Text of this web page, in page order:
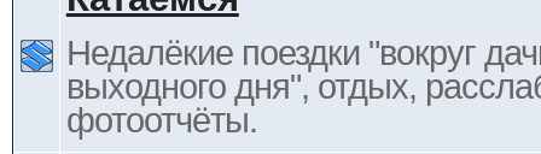
Недалёкие поездки "вокруг
выходного дня", отдых,
фотоотчёты.